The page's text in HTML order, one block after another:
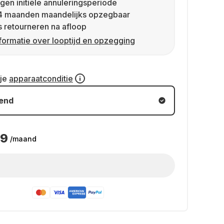
initiële annuleringsperiode
maanden maandelijks opzegbaar
retourneren na afloop
over looptijd en opzegging
apparaatconditie
/maand